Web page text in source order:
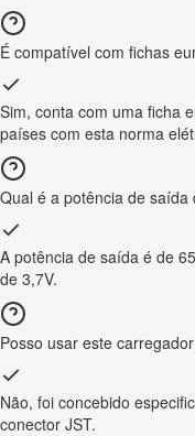
É compatível com fichas
Sim, conta com uma ficha
países com esta norma
Qual é a potência de saída
A potência de saída é de
de 3,7V.
Posso usar este
Não, foi concebido
conector JST.